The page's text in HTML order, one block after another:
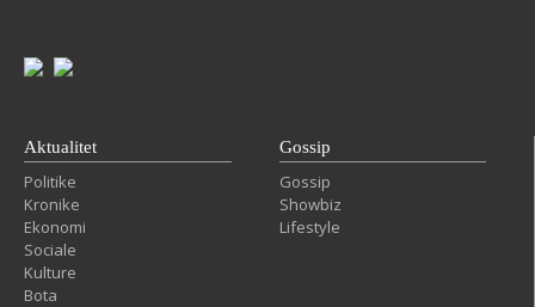
Aktualitet
Politike
Kronike
Ekonomi
Sociale
Kulture
Bota
Gossip
Gossip
Showbiz
Lifestyle